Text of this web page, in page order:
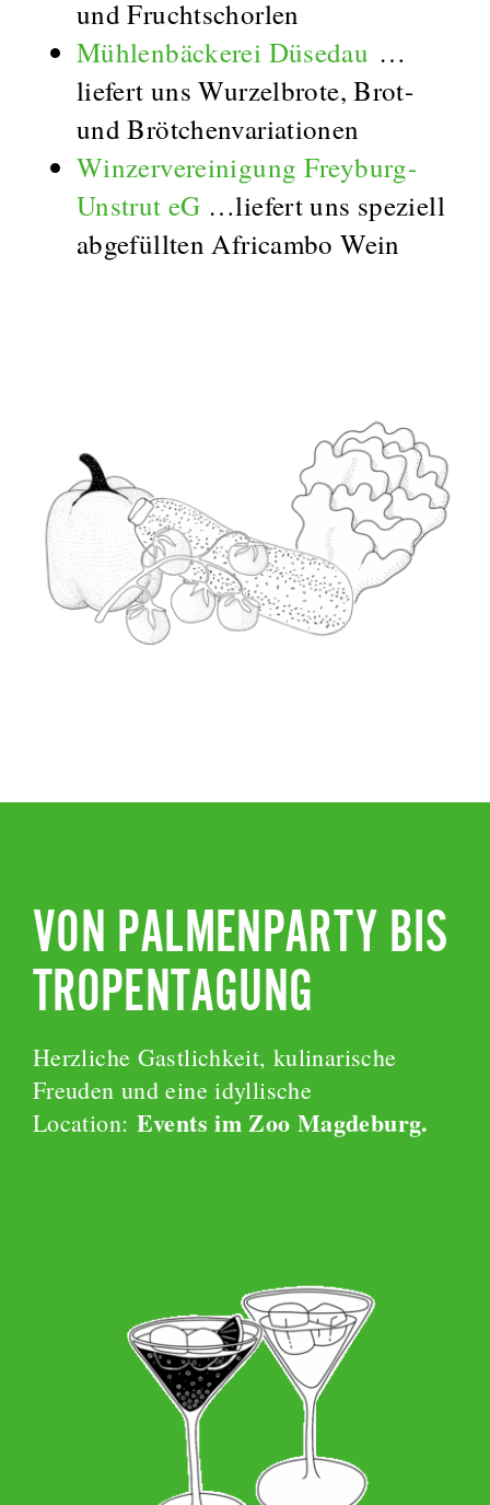
und Fruchtschorlen
Mühlenbäckerei Düsedau …
liefert uns Wurzelbrote, Brot-
und Brötchenvariationen
Winzervereinigung Freyburg-
Unstrut eG …liefert uns speziell
abgefüllten Africambo Wein
VON PALMENPARTY BIS
TROPENTAGUNG
Herzliche Gastlichkeit, kulinarische
Freuden und eine idyllische
Location: Events im Zoo Magdeburg.